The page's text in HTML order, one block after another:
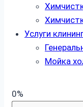
Услуги
Мойка
0%